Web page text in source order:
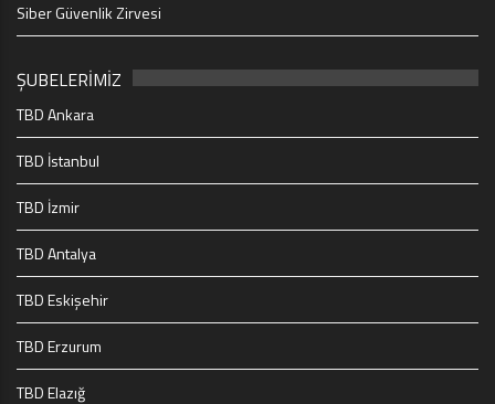
Siber Güvenlik Zirvesi
ŞUBELERİMİZ
TBD Ankara
TBD İstanbul
TBD İzmir
TBD Antalya
TBD Eskişehir
TBD Erzurum
TBD Elazığ